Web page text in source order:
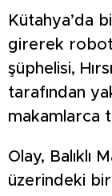
Kütahya’da
girerek robot
şüphelisi,
tarafından
makamlarca
Olay, Balıklı
üzerindeki